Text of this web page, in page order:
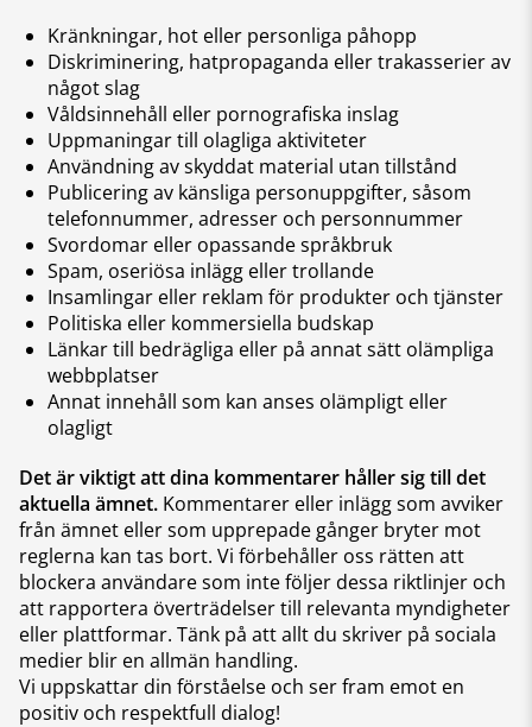
Kränkningar, hot eller personliga påhopp
Diskriminering, hatpropaganda eller trakasserier av
något slag
Våldsinnehåll eller pornografiska inslag
Uppmaningar till olagliga aktiviteter
Användning av skyddat material utan tillstånd
Publicering av känsliga personuppgifter, såsom
telefonnummer, adresser och personnummer
Svordomar eller opassande språkbruk
Spam, oseriösa inlägg eller trollande
Insamlingar eller reklam för produkter och tjänster
Politiska eller kommersiella budskap
Länkar till bedrägliga eller på annat sätt olämpliga
webbplatser
Annat innehåll som kan anses olämpligt eller
olagligt
Det är viktigt att dina kommentarer håller sig till det
aktuella ämnet. Kommentarer eller inlägg som avviker
från ämnet eller som upprepade gånger bryter mot
reglerna kan tas bort. Vi förbehåller oss rätten att
blockera användare som inte följer dessa riktlinjer och
att rapportera överträdelser till relevanta myndigheter
eller plattformar. Tänk på att allt du skriver på sociala
medier blir en allmän handling.
Vi uppskattar din förståelse och ser fram emot en
positiv och respektfull dialog!